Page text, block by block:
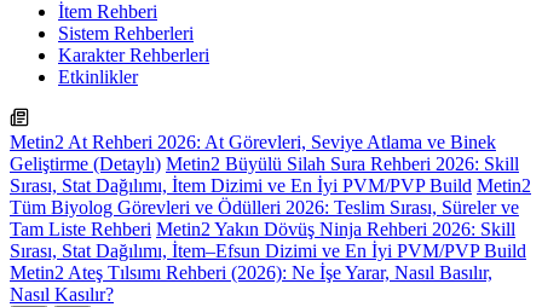
İtem Rehberi
Sistem Rehberleri
Karakter Rehberleri
Etkinlikler
Metin2 At Rehberi 2026: At Görevleri, Seviye Atlama ve Binek
Geliştirme (Detaylı) Metin2 Büyülü Silah Sura Rehberi 2026: Skill
Sırası, Stat Dağılımı, İtem Dizimi ve En İyi PVM/PVP Build Metin2
Tüm Biyolog Görevleri ve Ödülleri 2026: Teslim Sırası, Süreler ve
Tam Liste Rehberi Metin2 Yakın Dövüş Ninja Rehberi 2026: Skill
Sırası, Stat Dağılımı, İtem–Efsun Dizimi ve En İyi PVM/PVP Build
Metin2 Ateş Tılsımı Rehberi (2026): Ne İşe Yarar, Nasıl Basılır,
Nasıl Kasılır?